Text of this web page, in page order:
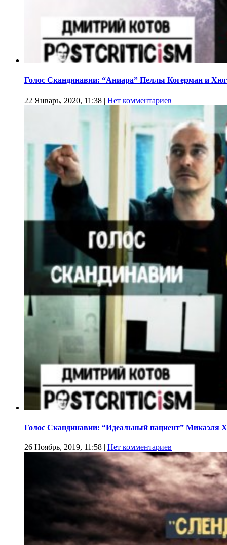
Голос Скандинавии: “Аниара” Пеллы Когерман и
22 Январь, 2020, 11:38 | Нет комментариев
Голос Скандинавии: “Идеальный пациент” Микаэля
26 Ноябрь, 2019, 11:58 | Нет комментариев